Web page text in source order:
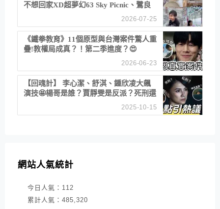
不想回家XD超夢幻63 Sky Picnic、鷺良
津帝王蟹大餐、《淚之女王》拍攝地、漢
2026-07-25
《鐵拳教育》11個原型與台灣案件驚人重
疊!教權局成真？！第二季進度？😍
2026-06-23
【回魂計】 李心潔、舒淇、鍾欣凌大飆
演技🤩楊哥是誰？賈靜雯是反派？死刑還
2025-10-15
網站人氣統計
今日人氣： 112
累計人氣： 485,320